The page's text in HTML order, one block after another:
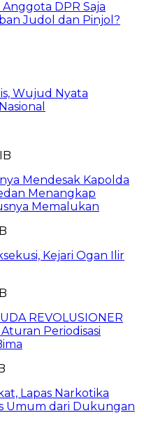
DPR Saja
Judol dan Pinjol?
Wujud Nyata
Mendesak Kapolda
Menangkap
Memalukan
Kejari Ogan Ilir
REVOLUSIONER
Periodisasi
Lapas Narkotika
Umum dari Dukungan